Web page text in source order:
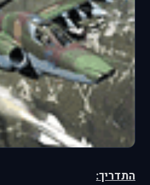
התדריך: